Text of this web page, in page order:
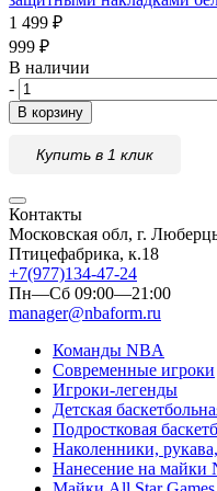
1 499 ₽
999 ₽
В наличии
-
В корзину
Купить в 1 клик
Контакты
Московская обл, г.
Птицефабрика, к.18
+7(977)134-47-24
Пн—Сб 09:00—21:00
manager@nbaform.ru
Команды NBA
Современные игроки
Игроки-легенды
Детская
Подростковая
Наколенники,
Нанесение на майки